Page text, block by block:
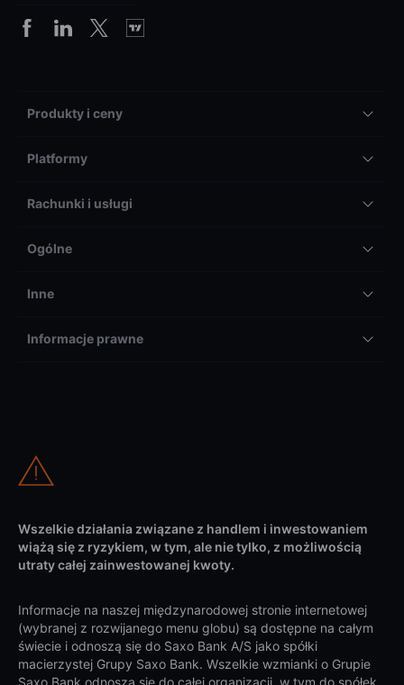
Produkty i ceny
Platformy
Rachunki i usługi
Ogólne
Inne
Informacje prawne
Wszelkie działania związane z handlem i inwestowaniem
wiążą się z ryzykiem, w tym, ale nie tylko, z możliwością
utraty całej zainwestowanej kwoty.
Informacje na naszej międzynarodowej stronie internetowej
(wybranej z rozwijanego menu globu) są dostępne na całym
świecie i odnoszą się do Saxo Bank A/S jako spółki
macierzystej Grupy Saxo Bank. Wszelkie wzmianki o Grupie